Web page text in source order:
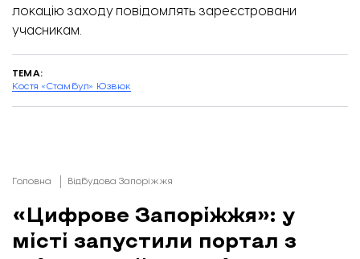
локацію заходу повідомлять зареєстровани
учасникам.
ТЕМА:
Костя «Стамбул» Юзвюк
Головна Відбудова Запоріжжя
«Цифрове Запоріжжя»: у
місті запустили портал з